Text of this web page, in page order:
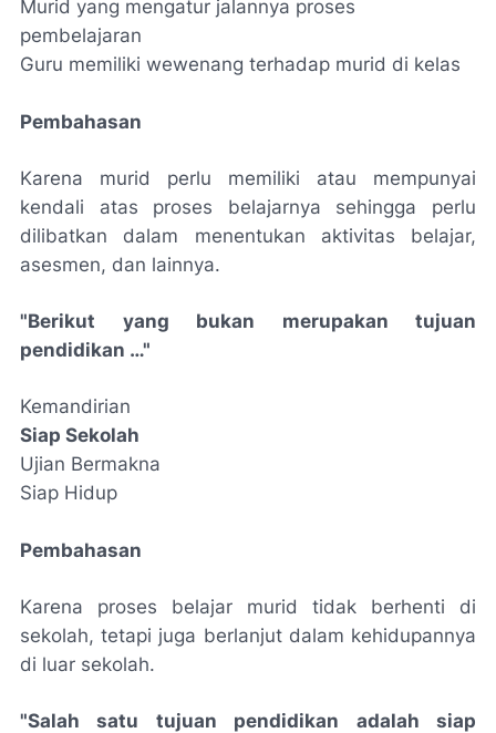
Murid yang mengatur jalannya proses
pembelajaran
Guru memiliki wewenang terhadap murid di kelas
Pembahasan
Karena murid perlu memiliki atau mempunyai
kendali atas proses belajarnya sehingga perlu
dilibatkan dalam menentukan aktivitas belajar,
asesmen, dan lainnya.
"Berikut yang bukan merupakan tujuan
pendidikan …"
Kemandirian
Siap Sekolah
Ujian Bermakna
Siap Hidup
Pembahasan
Karena proses belajar murid tidak berhenti di
sekolah, tetapi juga berlanjut dalam kehidupannya
di luar sekolah.
"Salah satu tujuan pendidikan adalah siap